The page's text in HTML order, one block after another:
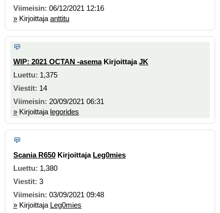
06/12/2021 12:16
» Kirjoittaja anttitu
WIP: 2021 OCTAN -asema KirjoittajaJK
1,375
14
20/09/2021 06:31
» Kirjoittaja legorides
Scania R650 Kirjoittaja Leg0mies
1,380
3
03/09/2021 09:48
» Kirjoittaja Leg0mies